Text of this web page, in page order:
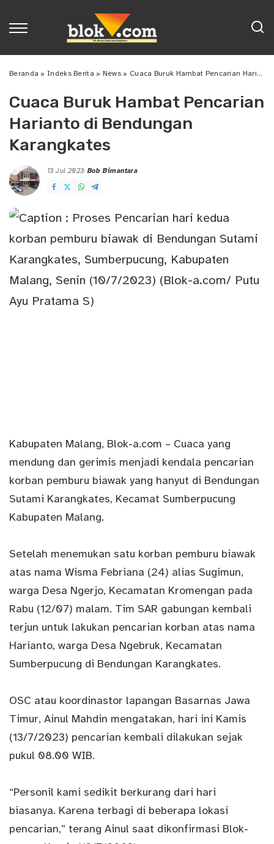
Beranda »Indeks Berita » News » Cuaca Buruk Hambat Pencarian Harianto di Bendungan Karangkates
Cuaca Buruk Hambat Pencarian
Harianto di Bendungan
Karangkates
13 Jul 2023
Posted
by
Bob Bimantara
Kabupaten Malang, Blok-a.com – Cuaca yang
mendung dan gerimis menjadi kendala pencarian
korban pemburu biawak yang hanyut di Bendungan
Sutami Karangkates, Kecamat Sumberpucung
Kabupaten Malang.
Setelah menemukan satu korban pemburu biawak
atas nama Wisma Febriana (24) alias Sugimun,
warga Desa Ngerjo, Kecamatan Kromengan pada
Rabu (12/07) malam. Tim SAR gabungan kembali
terjun untuk lakukan pencarian korban atas nama
Harianto, warga Desa Ngebruk, Kecamatan
Sumberpucung di Bendungan Karangkates.
OSC atau koordinastor lapangan Basarnas Jawa
Timur, Ainul Mahdin mengatakan, hari ini Kamis
(13/7/2023) pencarian kembali dilakukan sejak
pukul 08.00 WIB.
“Personil kami sedikit berkurang dari hari
biasanya. Karena terbagi di beberapa lokasi
pencarian,” terang Ainul saat dikonfirmasi Blok-